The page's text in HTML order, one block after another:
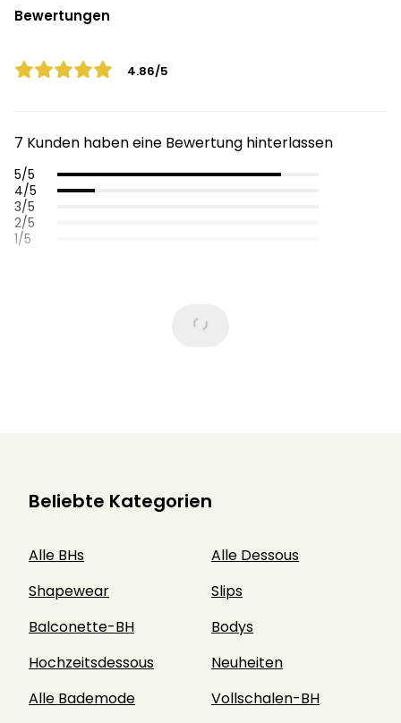
Bewertungen
4.86/5
7 Kunden haben eine Bewertung hinterlassen
5/5
4/5
3/5
2/5
1/5
Beliebte Kategorien
Alle BHs
Alle Dessous
Shapewear
Slips
Balconette-BH
Bodys
Hochzeitsdessous
Neuheiten
Alle Bademode
Vollschalen-BH